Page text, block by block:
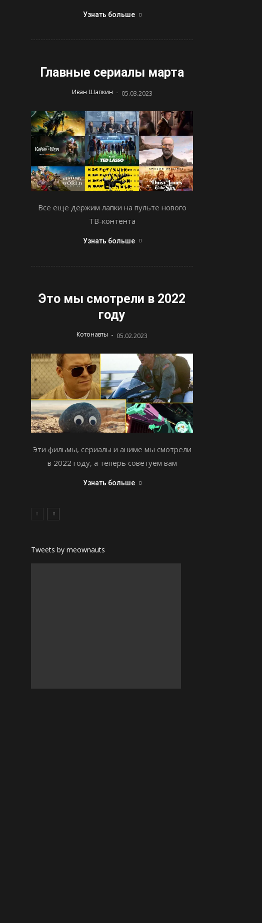
Узнать больше
Главные сериалы марта
Иван Шапкин - 05.03.2023
Все еще держим лапки на пульте нового
ТВ-контента
Узнать больше
Это мы смотрели в 2022
году
Котонавты - 05.02.2023
Эти фильмы, сериалы и аниме мы смотрели
в 2022 году, а теперь советуем вам
Узнать больше
Tweets by meownauts